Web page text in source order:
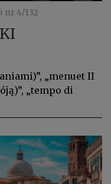
nr 4/132
„menuet II
„tempo di